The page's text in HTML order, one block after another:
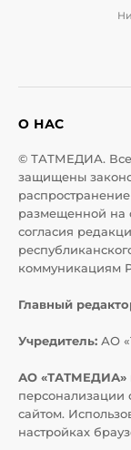
О НАС
© ТАТМЕДИА. Все
защищены
размещенной на
согласия
коммуникациям
Главный
Учредитель: АО
АО «ТАТМЕДИА»
персонализации
сайтом.
настройках